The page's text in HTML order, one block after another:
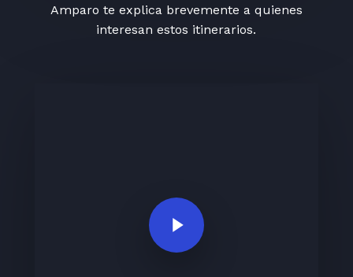
Amparo te explica brevemente a quienes
interesan estos itinerarios.
Play Video